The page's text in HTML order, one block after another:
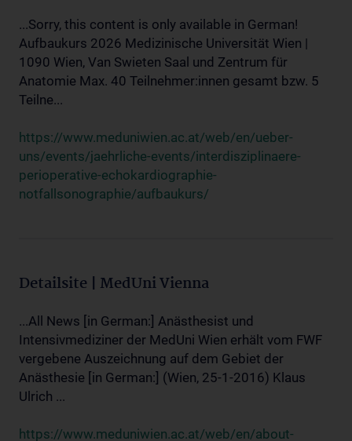
...Sorry, this content is only available in German!
Aufbaukurs 2026 Medizinische Universität Wien |
1090 Wien, Van Swieten Saal und Zentrum für
Anatomie Max. 40 Teilnehmer:innen gesamt bzw. 5
Teilne...
https://www.meduniwien.ac.at/web/en/ueber-
uns/events/jaehrliche-events/interdisziplinaere-
perioperative-echokardiographie-
notfallsonographie/aufbaukurs/
Detailsite | MedUni Vienna
...All News [in German:] Anästhesist und
Intensivmediziner der MedUni Wien erhält vom FWF
vergebene Auszeichnung auf dem Gebiet der
Anästhesie [in German:] (Wien, 25-1-2016) Klaus
Ulrich ...
https://www.meduniwien.ac.at/web/en/about-